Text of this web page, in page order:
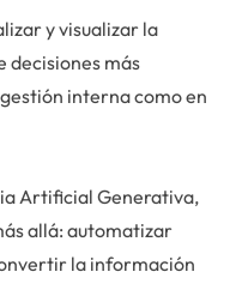
y visualizar la
decisiones más
interna como en
Artificial Generativa,
allá: automatizar
la información